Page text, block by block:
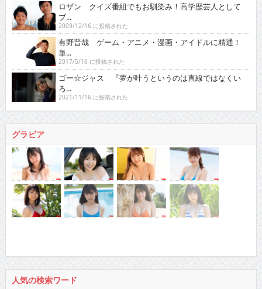
ロザン クイズ番組でもお馴染み！高学歴芸人として
ブ...
2009/12/16 に投稿された
有野晋哉 ゲーム・アニメ・漫画・アイドルに精通！
単...
2017/5/16 に投稿された
ゴー☆ジャス 『夢が叶うというのは直線ではなくい
ろ...
2021/11/16 に投稿された
グラビア
人気の検索ワード